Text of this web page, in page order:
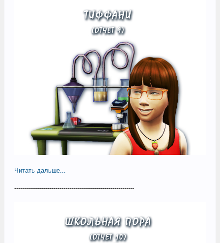
Читать дальше...
-------------------------------------------------------------